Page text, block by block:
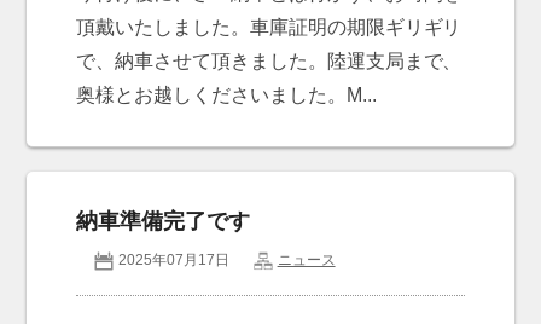
頂戴いたしました。車庫証明の期限ギリギリ
で、納車させて頂きました。陸運支局まで、
奥様とお越しくださいました。M...
納車準備完了です
2025年07月17日 ニュース